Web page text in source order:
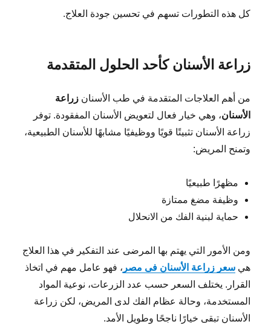
كل هذه التطورات تسهم في تحسين جودة العلاج.
زراعة الأسنان كأحد الحلول المتقدمة
من أهم العلاجات المتقدمة في طب الأسنانزراعة
الأسنان، وهي خيار فعال لتعويض الأسنان المفقودة. توفر
زراعة الأسنان تثبيتًا قويًا ووظيفيًا مشابهًا للأسنان الطبيعية،
وتمنح المريض:
مظهرًا طبيعيًا
وظيفة مضغ ممتازة
حماية لبنية الفك من الانحلال
ومن الأمور التي يهتم بها المرضى عند التفكير في هذا العلاج
هيسعر زراعة الأسنان فى مصر ، فهو عامل مهم في اتخاذ
القرار. يختلف السعر حسب عدد الزرعات، نوعية المواد
المستخدمة، وحالة عظام الفك لدى المريض، لكن زراعة
الأسنان تبقى خيارًا ناجحًا وطويل الأمد.